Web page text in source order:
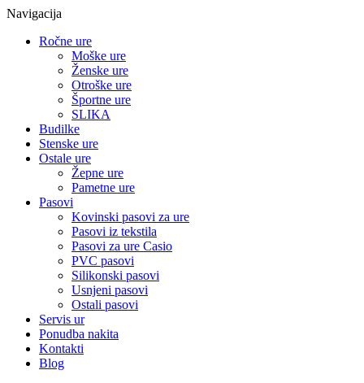
Navigacija
Ročne ure
Moške ure
Ženske ure
Otroške ure
Športne ure
SLIKA
Budilke
Stenske ure
Ostale ure
Žepne ure
Pametne ure
Pasovi
Kovinski pasovi za ure
Pasovi iz tekstila
Pasovi za ure Casio
PVC pasovi
Silikonski pasovi
Usnjeni pasovi
Ostali pasovi
Servis ur
Ponudba nakita
Kontakti
Blog